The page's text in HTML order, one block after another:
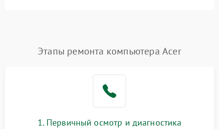
Этапы ремонта компьютера Acer
1. Первичный осмотр и диагностика